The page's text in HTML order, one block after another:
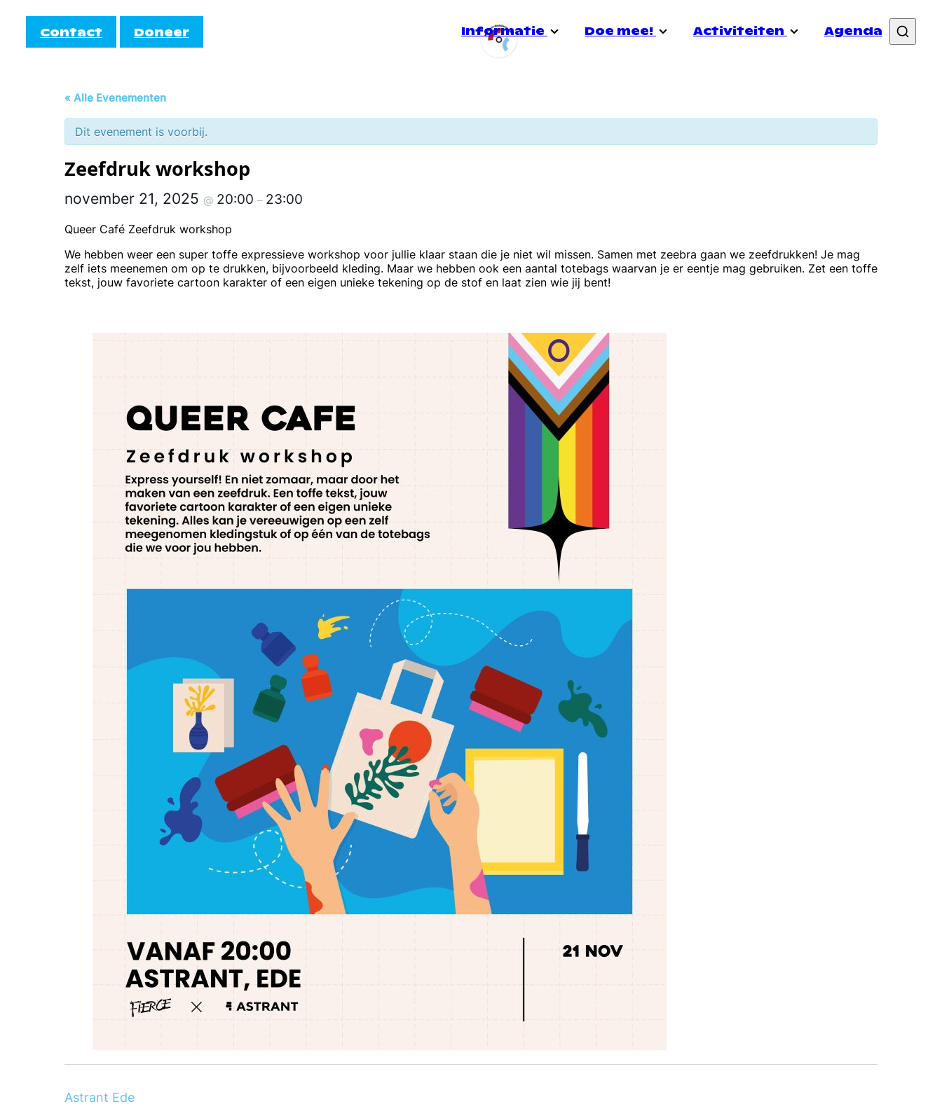
Contact Doneer Informatie
Informatie
Over ons Nieuws
Doe mee!
Doe mee!
Vacatures Samenwerken
Activiteiten
AutiRoze Stadsgroep Doetinchem Jong&out Transistor
Agenda
Doe mee!
Activiteiten
Agenda
« Alle Evenementen
Dit evenement is voorbij.
Zeefdruk workshop
november 21, 2025 @ 20:00 – 23:00
Queer Café Zeefdruk workshop
We hebben weer een super toffe expressieve workshop voor jullie klaar staan die je niet wil missen. Samen met zeebra gaan we zeefdrukken! Je mag
zelf iets meenemen om op te drukken, bijvoorbeeld kleding. Maar we hebben ook een aantal totebags waarvan je er eentje mag gebruiken. Zet een toffe
tekst, jouw favoriete cartoon karakter of een eigen unieke tekening op de stof en laat zien wie jij bent!
Astrant Ede